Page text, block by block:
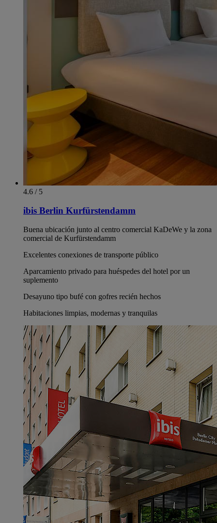
4.6 / 5
ibis Berlin Kurfürstendamm
Buena ubicación junto al centro comercial KaDeWe y la zona
comercial de Kurfürstendamm
Excelentes conexiones de transporte público
Aparcamiento privado para huéspedes del hotel por un
suplemento
Desayuno tipo bufé con gofres recién hechos
Habitaciones limpias, modernas y tranquilas